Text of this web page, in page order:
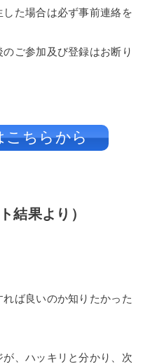
した場合は必ず事前連絡を
ご参加及び登録はお断り
ちらから
結果より）
ば良いのか知りたかった
、ハッキリと分かり、次